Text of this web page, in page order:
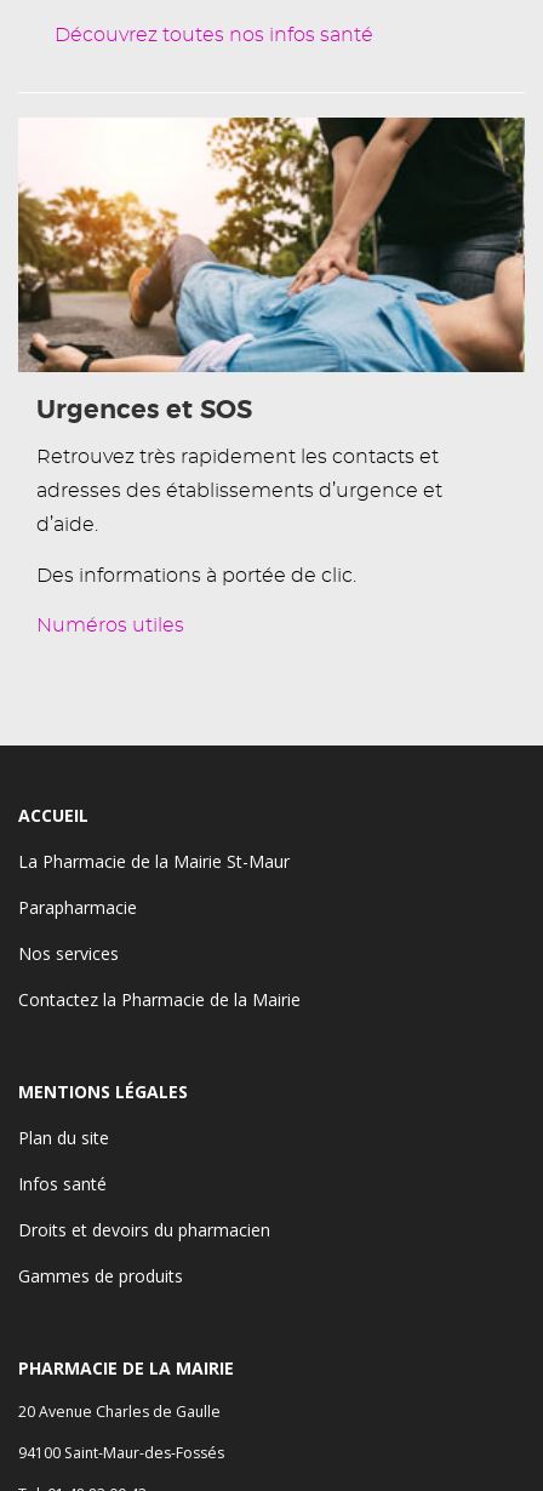
Découvrez toutes nos infos santé
Urgences et SOS
Retrouvez très rapidement les contacts et
adresses des établissements d’urgence et
d’aide.
Des informations à portée de clic.
Numéros utiles
ACCUEIL
La Pharmacie de la Mairie St-Maur
Parapharmacie
Nos services
Contactez la Pharmacie de la Mairie
MENTIONS LÉGALES
Plan du site
Infos santé
Droits et devoirs du pharmacien
Gammes de produits
PHARMACIE DE LA MAIRIE
20 Avenue Charles de Gaulle
94100 Saint-Maur-des-Fossés